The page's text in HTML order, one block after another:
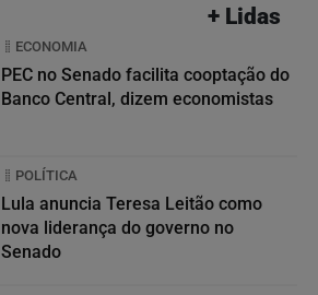
+ Lidas
ECONOMIA
PEC no Senado facilita cooptação do
Banco Central, dizem economistas
POLÍTICA
Lula anuncia Teresa Leitão como
nova liderança do governo no
Senado